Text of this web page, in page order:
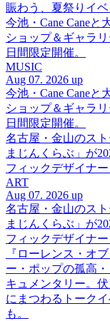
賑わう、夏祭りイベ
今池・Cane Caneと
ショップ＆ギャラ
日間限定開催。
MUSIC
Aug 07. 2026 up
今池・Cane Caneと
ショップ＆ギャラ
日間限定開催。
名古屋・金山のス
まじんくらぶ」が
フィックデザイナー
ART
Aug 07. 2026 up
名古屋・金山のス
まじんくらぶ」が
フィックデザイナー
『ローレンス・オ
ー・ポップの孤高
キュメンタリー。
にまつわるトーク
も。